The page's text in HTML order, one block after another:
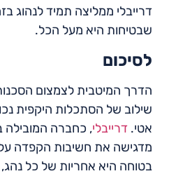
דרייבלי ממליצה תמיד לנהוג
שבטיחות היא מעל הכל.
לסיכום
הדרך המיטבית לצמצום
שילוב של הסתכלות היקפית
אטי. דרייבלי, כחברה המובילה
מדגישה את חשיבות הקפדה על
בטוחה היא אחריות של כל